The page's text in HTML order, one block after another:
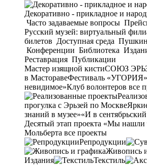
Декоративно - прикладное и
Часто задаваемые вопросы
Русский музей: виртуальный
билетов Доступная среда
Конференции Библиотека
Реставрация Публикации
Мастер изящной кистиСОЮЗ
в МасторавеФестиваль «УГОРИЯ»
невидимое»Клуб волонтеров все
прогулка с Эрьзей по Москве
знаний в музее»«И в
Десятый этап проекта «Мы нашли
Мольберта все проекты
Репродукции
Живопись
Издания
Текстиль